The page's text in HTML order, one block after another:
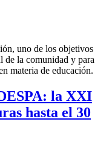
uno de los objetivos
de la comunidad y para
materia de educación.
la XXI
hasta el 30